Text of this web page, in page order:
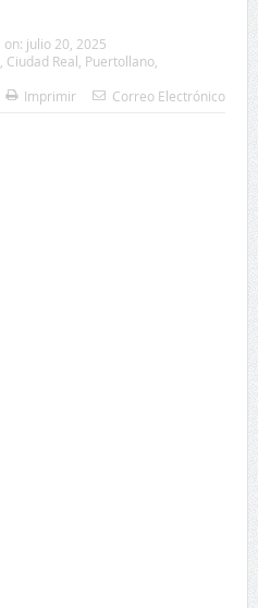
on: julio 20, 2025
Ciudad Real Puertollano,
Imprimir
Correo Electrónico